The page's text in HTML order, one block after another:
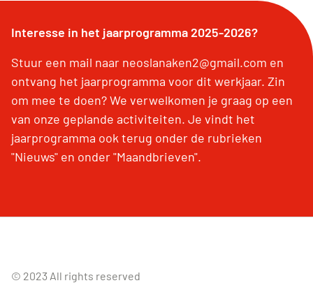
Interesse in het jaarprogramma 2025-2026?
Stuur een mail naar neoslanaken2@gmail.com en
ontvang het jaarprogramma voor dit werkjaar. Zin
om mee te doen? We verwelkomen je graag op een
van onze geplande activiteiten. Je vindt het
jaarprogramma ook terug onder de rubrieken
"Nieuws" en onder "Maandbrieven".
© 2023 All rights reserved